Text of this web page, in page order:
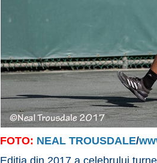
FOTO: NEAL TROUSDALE/
Ediția din 2017 a celebrului